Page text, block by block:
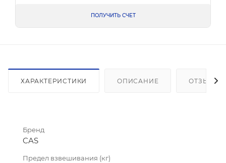
ПОЛУЧИТЬ СЧЕТ
ХАРАКТЕРИСТИКИ ОПИСАНИЕ ОТЗЫВЫ
Бренд
CAS
Предел взвешивания (кг)